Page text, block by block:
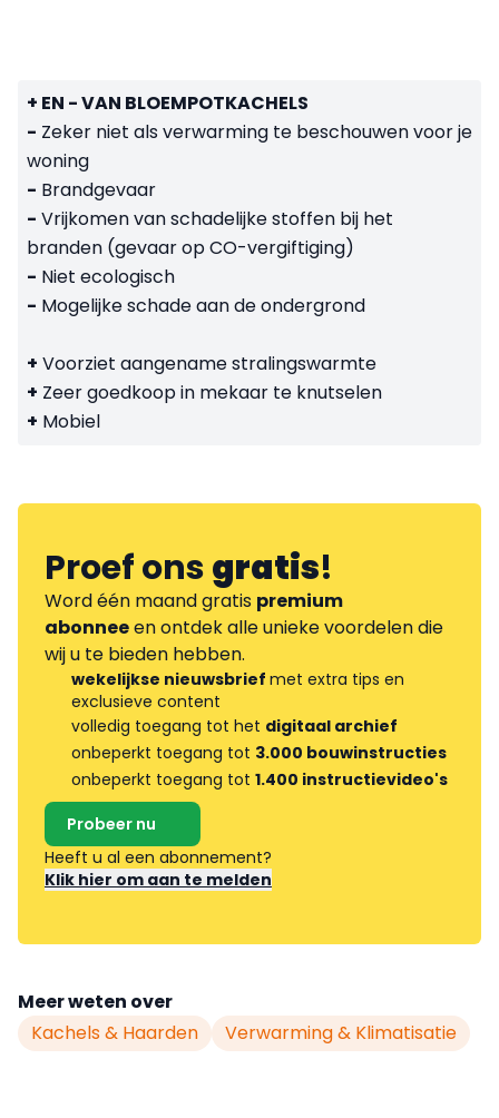
+ EN - VAN BLOEMPOTKACHELS
- Zeker niet als verwarming te beschouwen voor je
woning
- Brandgevaar
- Vrijkomen van schadelijke stoffen bij het
branden (gevaar op CO-vergiftiging)
- Niet ecologisch
- Mogelijke schade aan de ondergrond
+ Voorziet aangename stralingswarmte
+ Zeer goedkoop in mekaar te knutselen
+ Mobiel
Proef onsgratis!
Word één maand gratis premium
abonneeen ontdek alle unieke voordelen die
wij u te bieden hebben.
wekelijkse nieuwsbrief met extra tips en
exclusieve content
volledig toegang tot het digitaal archief
onbeperkt toegang tot 3.000 bouwinstructies
onbeperkt toegang tot 1.400 instructievideo's
Probeer nu
Heeft u al een abonnement?
Klik hier om aan te melden
Meer weten over
Kachels & Haarden
Verwarming & Klimatisatie